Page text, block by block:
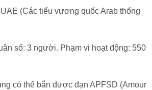
(Các tiểu vương quốc Arab thống
số: 3 người. Phạm vi hoạt động: 550
có thể bắn được đạn APFSD (Amour